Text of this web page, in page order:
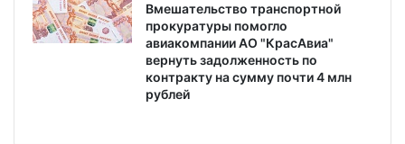
Вмешательство транспортной
прокуратуры помогло
авиакомпании АО "КрасАвиа"
вернуть задолженность по
контракту на сумму почти 4 млн
рублей